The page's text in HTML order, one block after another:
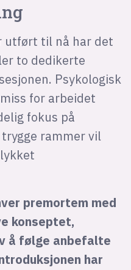
utført til nå har det
to dedikerte
Psykologisk
for arbeidet
fokus på
rammer vil
premortem med
konseptet,
å følge anbefalte
har